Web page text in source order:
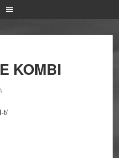
KOMBI
t/